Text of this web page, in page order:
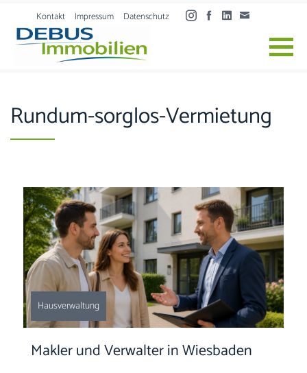
Skip to content
Kontakt Impressum Datenschutz
Rundum-sorglos-Vermietung
Hausverwaltung
Makler und Verwalter in Wiesbaden